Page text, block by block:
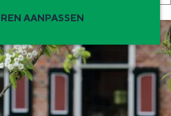
AANPASSEN
tips
is begonnen! Dit zijn
uitjes voor kinderen in Stad en
voor deze zomervakantie.